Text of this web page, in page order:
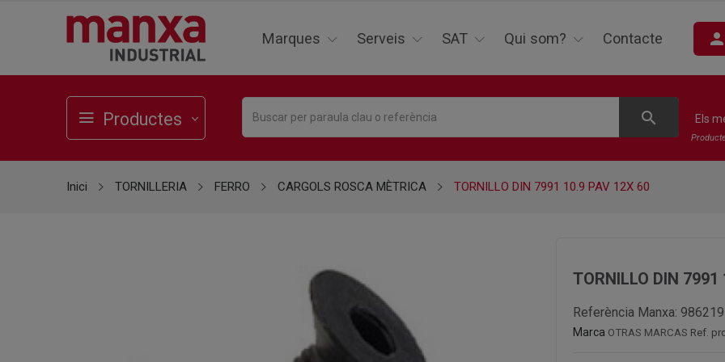
Marques Serveis SAT Qui som? Contacte person
Productes search Els
Inici TORNILLERIA FERRO CARGOLS ROSCA MÈTRICA TORNILLO DIN 7991 10.9 PAV 12X 60
TORNILLO DIN
Referència Manxa: 986219
Marca OTRAS MARCAS Ref.